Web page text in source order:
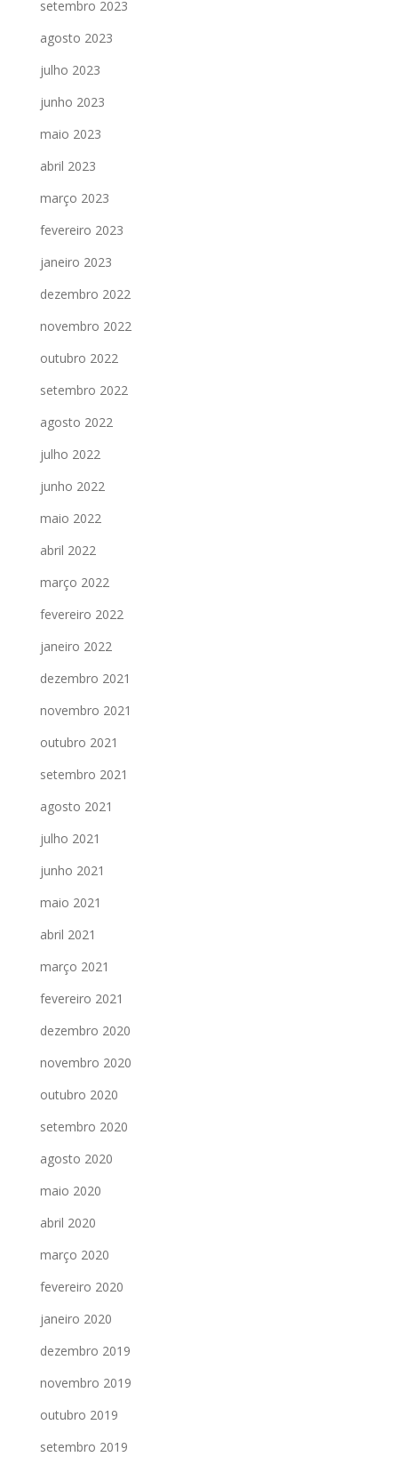
setembro 2023
agosto 2023
julho 2023
junho 2023
maio 2023
abril 2023
março 2023
fevereiro 2023
janeiro 2023
dezembro 2022
novembro 2022
outubro 2022
setembro 2022
agosto 2022
julho 2022
junho 2022
maio 2022
abril 2022
março 2022
fevereiro 2022
janeiro 2022
dezembro 2021
novembro 2021
outubro 2021
setembro 2021
agosto 2021
julho 2021
junho 2021
maio 2021
abril 2021
março 2021
fevereiro 2021
dezembro 2020
novembro 2020
outubro 2020
setembro 2020
agosto 2020
maio 2020
abril 2020
março 2020
fevereiro 2020
janeiro 2020
dezembro 2019
novembro 2019
outubro 2019
setembro 2019